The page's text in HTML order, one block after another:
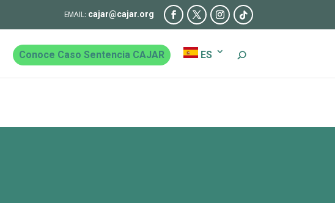
cajar@cajar.org
Conoce Caso Sentencia CAJAR ES